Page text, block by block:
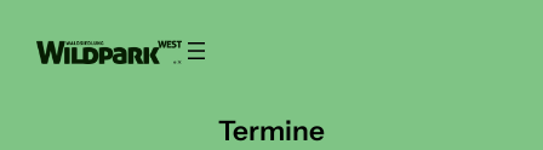
Inhalt
Termine